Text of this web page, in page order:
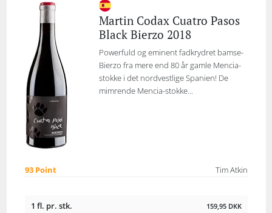
Martin Codax Cuatro Pasos
Black Bierzo 2018
Powerfuld og eminent fadkrydret bamse-
Bierzo fra mere end 80 år gamle Mencia-
stokke i det nordvestlige Spanien! De
mimrende Mencia-stokke...
93 Point Tim Atkin
1 fl. pr. stk. 159,95 DKK